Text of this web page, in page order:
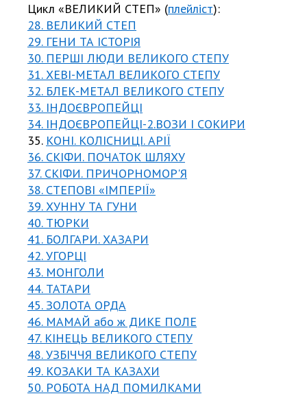
Цикл «ВЕЛИКИЙ СТЕП» (плейліст):
28. ВЕЛИКИЙ СТЕП
29. ГЕНИ ТА ІСТОРІЯ
30. ПЕРШІ ЛЮДИ ВЕЛИКОГО СТЕПУ
31. ХЕВІ-МЕТАЛ ВЕЛИКОГО СТЕПУ
32. БЛЕК-МЕТАЛ ВЕЛИКОГО СТЕПУ
33. ІНДОЄВРОПЕЙЦІ
34. ІНДОЄВРОПЕЙЦІ-2.ВОЗИ І СОКИРИ
35. КОНІ. КОЛІСНИЦІ. АРІЇ
36. СКІФИ. ПОЧАТОК ШЛЯХУ
37. СКІФИ. ПРИЧОРНОМОР'Я
38. СТЕПОВІ «ІМПЕРІЇ»
39. ХУННУ ТА ГУНИ
40. ТЮРКИ
41. БОЛГАРИ. ХАЗАРИ
42. УГОРЦІ
43. МОНГОЛИ
44. ТАТАРИ
45. ЗОЛОТА ОРДА
46. МАМАЙ або ж ДИКЕ ПОЛЕ
47. КІНЕЦЬ ВЕЛИКОГО СТЕПУ
48. УЗБІЧЧЯ ВЕЛИКОГО СТЕПУ
49. КОЗАКИ ТА КАЗАХИ
50. РОБОТА НАД ПОМИЛКАМИ